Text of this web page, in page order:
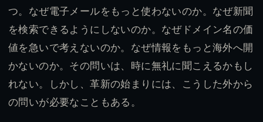
つ。なぜ電子メールをもっと使わないのか。なぜ新聞
を検索できるようにしないのか。なぜドメイン名の価
値を急いで考えないのか。なぜ情報をもっと海外へ開
かないのか。その問いは、時に無礼に聞こえるかもし
れない。しかし、革新の始まりには、こうした外から
の問いが必要なこともある。